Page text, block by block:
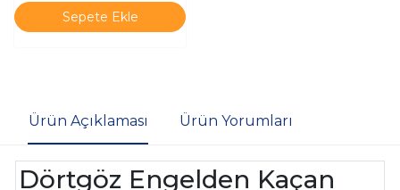
Sepete Ekle
Ürün Açıklaması Ürün Yorumları
Dörtgöz Engelden Kaçan